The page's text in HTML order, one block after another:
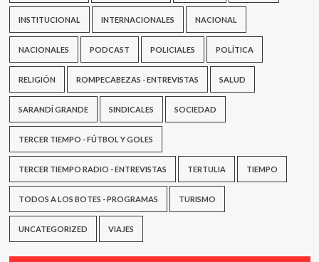
INSTITUCIONAL INTERNACIONALES NACIONAL
NACIONALES PODCAST POLICIALES POLÍTICA
RELIGIÓN ROMPECABEZAS - ENTREVISTAS SALUD
SARANDÍ GRANDE SINDICALES SOCIEDAD
TERCER TIEMPO - FÚTBOL Y GOLES
TERCER TIEMPO RADIO - ENTREVISTAS TERTULIA TIEMPO
TODOS A LOS BOTES - PROGRAMAS TURISMO
UNCATEGORIZED VIAJES